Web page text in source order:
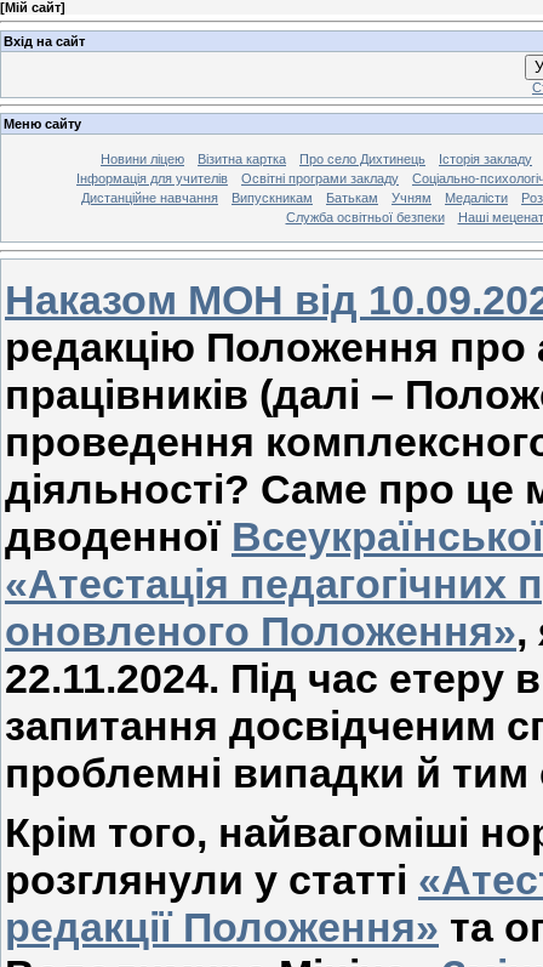
[Мій сайт]
Вхід на сайт
Меню сайту
Новини ліцею Візитна картка Про село Дихтинець
Історія закладу
Інформація для учителів
Освітні програми закладу
Соціально-
Дистанційне навчання
Випускникам Батькам Учням Медалісти
Служба освітньої безпеки
Наші
Наказом МОН від
редакцію Положення про
працівників (далі –
проведення
діяльності? Саме про це
дводенної
«Атестація педагогічних
оновленого Положення»,
22.11.2024. Під час етеру
запитання досвідченим
проблемні випадки й тим
Крім того, найвагоміші
розглянули у статті
редакції Положення» та